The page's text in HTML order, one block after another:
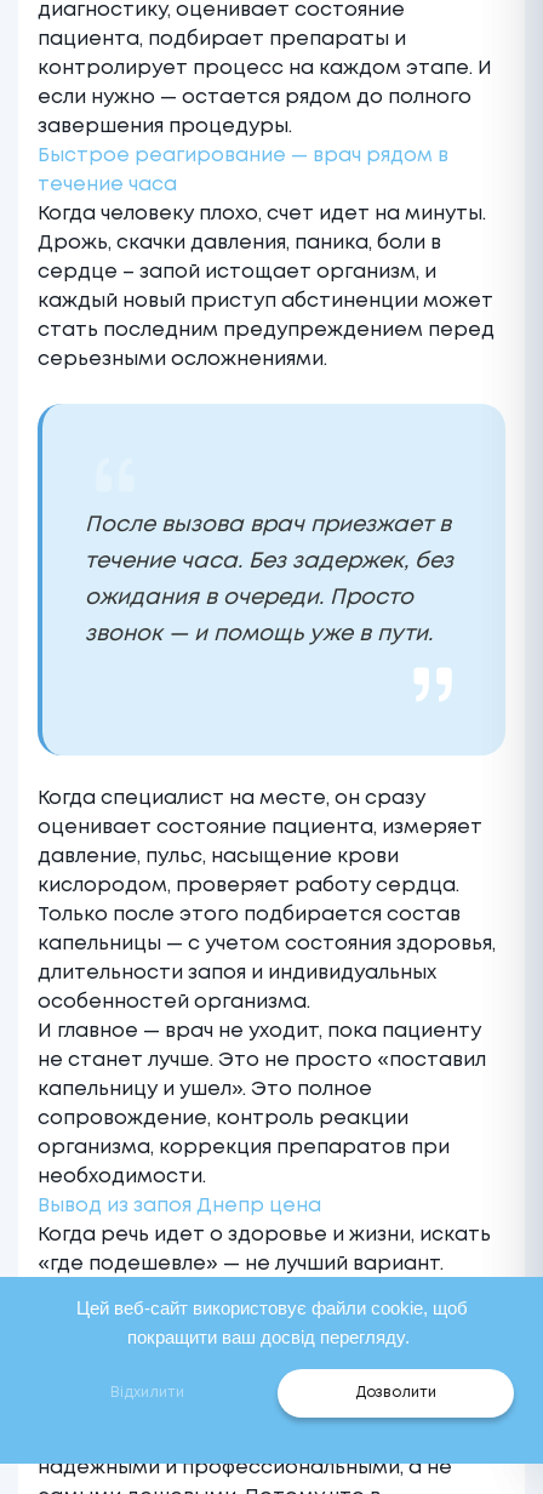
Цей веб-сайт використовує файли cookie, щоб
покращити ваш досвід перегляду.
Відхилити Дозволити
диагностику, оценивает состояние
пациента, подбирает препараты и
контролирует процесс на каждом этапе. И
если нужно — остается рядом до полного
завершения процедуры.
Быстрое реагирование — врач рядом в
течение часа
Когда человеку плохо, счет идет на минуты.
Дрожь, скачки давления, паника, боли в
сердце – запой истощает организм, и
каждый новый приступ абстиненции может
стать последним предупреждением перед
серьезными осложнениями.
После вызова врач приезжает в
течение часа. Без задержек, без
ожидания в очереди. Просто
звонок — и помощь уже в пути.
Когда специалист на месте, он сразу
оценивает состояние пациента, измеряет
давление, пульс, насыщение крови
кислородом, проверяет работу сердца.
Только после этого подбирается состав
капельницы — с учетом состояния здоровья,
длительности запоя и индивидуальных
особенностей организма.
И главное — врач не уходит, пока пациенту
не станет лучше. Это не просто «поставил
капельницу и ушел». Это полное
сопровождение, контроль реакции
организма, коррекция препаратов при
необходимости.
Вывод из запоя Днепр цена
Когда речь идет о здоровье и жизни, искать
«где подешевле» — не лучший вариант.
запоя с выездом на дом цена Днепр. Здесь
важнее не стоимость процедуры, а ее
качество, безопасность и результат.
В клинике Олега Василенко принцип
надежными и профессиональными, а не